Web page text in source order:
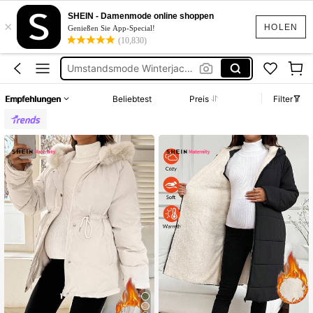
HOLEN
×
SHEIN - Damenmode online shoppen
Genießen Sie App-Special!
(10,830)
Winter Jacke Damen
Umstands Winterjacke
Umstandsjacke Winter
Empfehlungen Beliebtest Preis Filter